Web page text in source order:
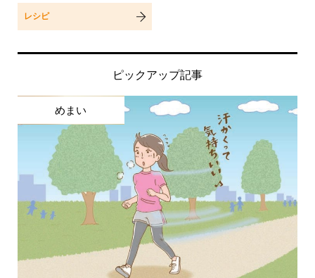
レシピ
ピックアップ記事
めまい